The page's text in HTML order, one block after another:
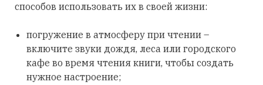
способов использовать их в своей жизни:
погружение в атмосферу при чтении –
включите звуки дождя, леса или городского
кафе во время чтения книги, чтобы создать
нужное настроение;